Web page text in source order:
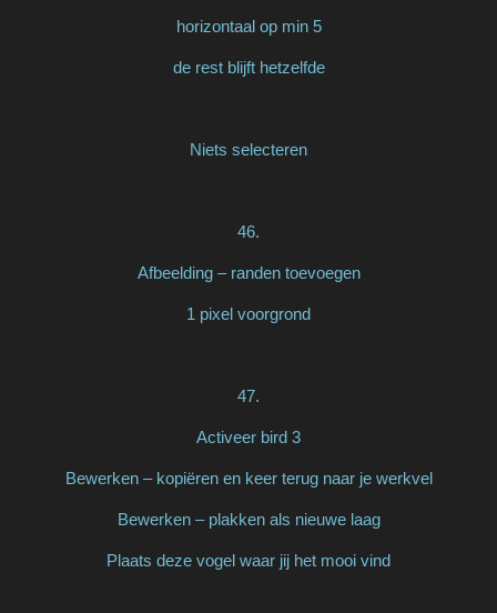
horizontaal op min 5
de rest blijft hetzelfde
Niets selecteren
46.
Afbeelding – randen toevoegen
1 pixel voorgrond
47.
Activeer bird 3
Bewerken – kopiëren en keer terug naar je werkvel
Bewerken – plakken als nieuwe laag
Plaats deze vogel waar jij het mooi vind